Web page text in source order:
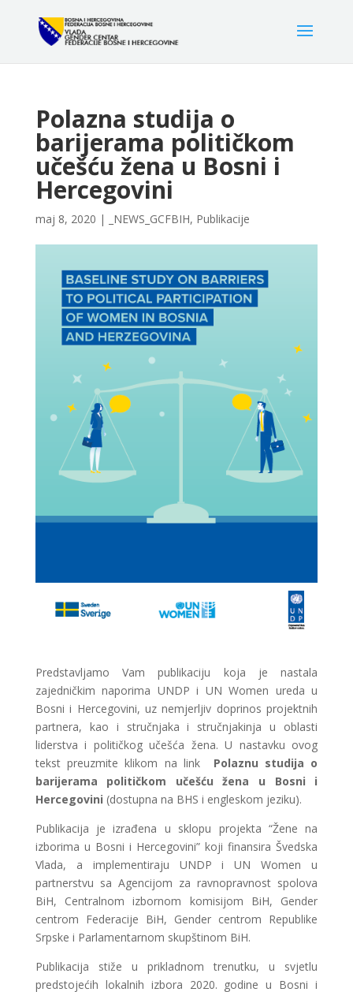
Polazna studija o
barijerama političkom
učešću žena u Bosni i
Hercegovini
maj 8, 2020 | _NEWS_GCFBIH, Publikacije
Predstavljamo Vam publikaciju koja je nastala
zajedničkim naporima UNDP i UN Women ureda u
Bosni i Hercegovini, uz nemjerljiv doprinos projektnih
partnera, kao i stručnjaka i stručnjakinja u oblasti
liderstva i političkog učešća žena. U nastavku ovog
tekst preuzmite klikom na link Polaznu studija o
barijerama političkom učešću žena u Bosni i
Hercegovini (dostupna na BHS i engleskom jeziku).
Publikacija je izrađena u sklopu projekta “Žene na
izborima u Bosni i Hercegovini” koji finansira Švedska
Vlada, a implementiraju UNDP i UN Women u
partnerstvu sa Agencijom za ravnopravnost spolova
BiH, Centralnom izbornom komisijom BiH, Gender
centrom Federacije BiH, Gender centrom Republike
Srpske i Parlamentarnom skupštinom BiH.
Publikacija stiže u prikladnom trenutku, u svjetlu
predstojećih lokalnih izbora 2020. godine u Bosni i